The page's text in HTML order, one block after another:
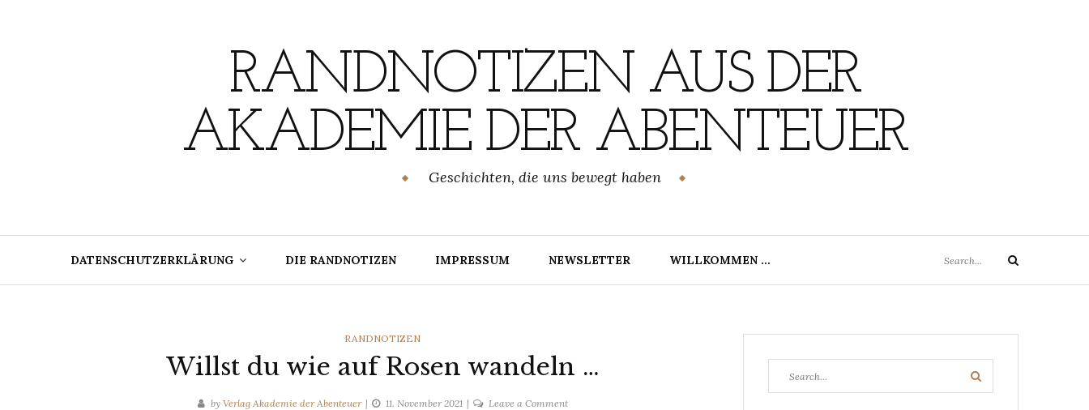
RANDNOTIZEN AUS DER
AKADEMIE DER ABENTEUER
Geschichten, die uns bewegt haben
DATENSCHUTZERKLÄRUNG DIE RANDNOTIZEN IMPRESSUM NEWSLETTER WILLKOMMEN …
for:
Search
CATEGORIES
RANDNOTIZEN
Willst du wie auf Rosen wandeln …
by Verlag Akademie der Abenteuer 11. November 2021 Leave a Commenton
for:
Search